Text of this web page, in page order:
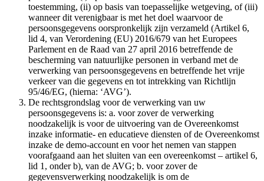
toestemming, (ii) op basis van toepasselijke wetgeving, of (iii)
wanneer dit verenigbaar is met het doel waarvoor de
persoonsgegevens oorspronkelijk zijn verzameld (Artikel 6,
lid 4, van Verordening (EU) 2016/679 van het Europees
Parlement en de Raad van 27 april 2016 betreffende de
bescherming van natuurlijke personen in verband met de
verwerking van persoonsgegevens en betreffende het vrije
verkeer van die gegevens en tot intrekking van Richtlijn
95/46/EG, (hierna: ‘AVG’).
De rechtsgrondslag voor de verwerking van uw
persoonsgegevens is: a. voor zover de verwerking
noodzakelijk is voor de uitvoering van de Overeenkomst
inzake informatie- en educatieve diensten of de Overeenkomst
inzake de demo-account en voor het nemen van stappen
voorafgaand aan het sluiten van een overeenkomst – artikel 6,
lid 1, onder b), van de AVG; b. voor zover de
gegevensverwerking noodzakelijk is om de